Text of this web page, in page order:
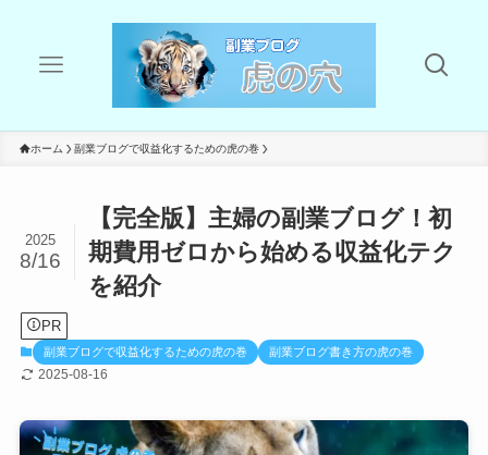
ホーム 副業ブログで収益化するための虎の巻
【完全版】主婦の副業ブログ！初
期費用ゼロから始める収益化テク
を紹介
2025
8/16
PR
副業ブログで収益化するための虎の巻 副業ブログ書き方の虎の巻
2025-08-16